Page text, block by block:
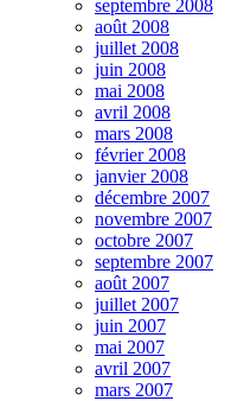
septembre 2008
août 2008
juillet 2008
juin 2008
mai 2008
avril 2008
mars 2008
février 2008
janvier 2008
décembre 2007
novembre 2007
octobre 2007
septembre 2007
août 2007
juillet 2007
juin 2007
mai 2007
avril 2007
mars 2007